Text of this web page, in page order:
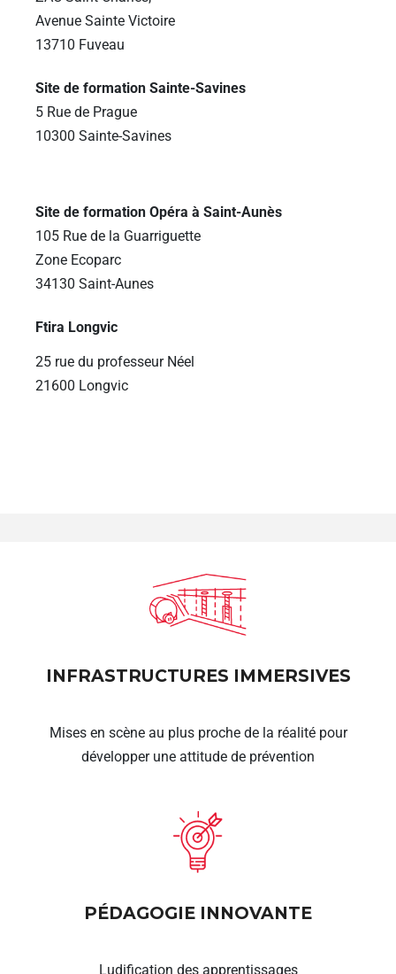
Avenue Sainte Victoire
13710 Fuveau
Site de formation Sainte-Savines
5 Rue de Prague
10300 Sainte-Savines
Site de formation Opéra à Saint-Aunès
105 Rue de la Guarriguette
Zone Ecoparc
34130 Saint-Aunes
Ftira Longvic
25 rue du professeur Néel
21600 Longvic
INFRASTRUCTURES IMMERSIVES
Mises en scène au plus proche de la réalité pour
développer une attitude de prévention
PÉDAGOGIE INNOVANTE
Ludification des apprentissages